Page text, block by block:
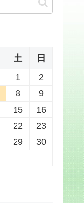
土
日
1
2
8
9
15
16
22
23
29
30